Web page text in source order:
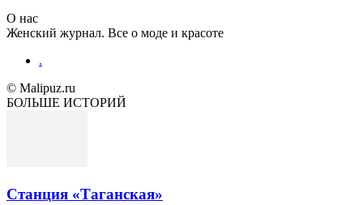
О нас
Женский журнал. Все о моде и красоте
.
© Malipuz.ru
БОЛЬШЕ ИСТОРИЙ
Станция «Таганская»